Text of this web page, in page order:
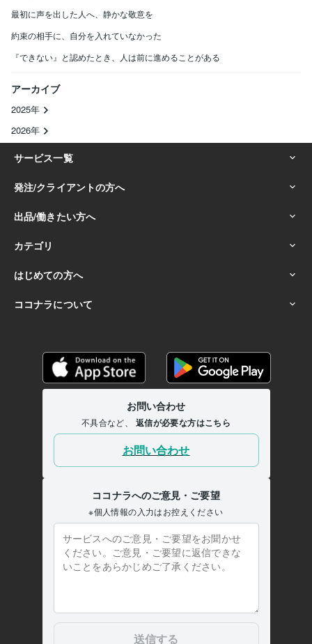
最初に声を出した人へ、静かな敬意を
約束の相手に、自分を入れていなかった
『できない』と認めたとき、人は前に進めることがある
アーカイブ
2025年
2026年